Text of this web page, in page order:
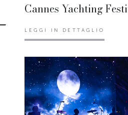
Cannes Yachting
LEGGI IN DETTAGLIO